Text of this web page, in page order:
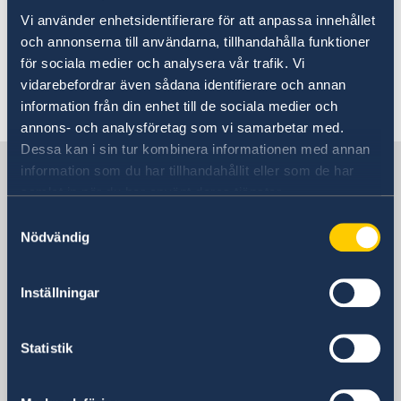
Vi använder enhetsidentifierare för att anpassa innehållet
och annonserna till användarna, tillhandahålla funktioner
för sociala medier och analysera vår trafik. Vi
vidarebefordrar även sådana identifierare och annan
information från din enhet till de sociala medier och
annons- och analysföretag som vi samarbetar med.
Dessa kan i sin tur kombinera informationen med annan
information som du har tillhandahållit eller som de har
samlat in när du har använt deras tjänster.
Nödvändig
Inställningar
Statistik
Stängt midsommarafton
Ambassaden stängd 21 och 25 maj 2020
Svenska Dagbladet: artikel om Sida-finansierat
projekt i Zambia
Ambassaden stängd 1 maj 2020
Sidastöd till preventivmedel och abortutrustning för
att motverka coronapandemins effekter
Ambassaden stängd under påskhelgen
Reducering av flygavgångar Ethiopian Airlines
Lediga tjänster
GDPR
Om oss
UD har även öppnat ett särskilt nummer för
frågor kring coronaviruset och resande: 08-405
92 00.
Senast uppdaterad 01 juli 2020, 17.08
Sverige i Zambia
Adressinfo
Haile Selassie Avenue
Postadress